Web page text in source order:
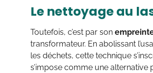
Le nettoyage au
Toutefois, c’est par son
transformateur. En abolissant
les déchets, cette technique
s’impose comme une